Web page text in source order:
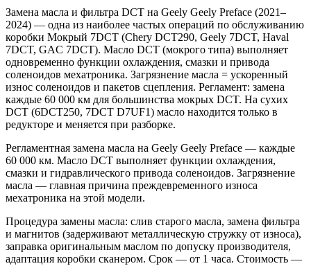
Замена масла и фильтра DCT на Geely Geely Preface (2021–
2024) — одна из наиболее частых операций по обслуживанию
коробки Мокрый 7DCT (Chery DCT290, Geely 7DCT, Haval
7DCT, GAC 7DCT). Масло DCT (мокрого типа) выполняет
одновременно функции охлаждения, смазки и привода
соленоидов мехатроника. Загрязнение масла = ускоренный
износ соленоидов и пакетов сцепления. Регламент: замена
каждые 60 000 км для большинства мокрых DCT. На сухих
DCT (6DCT250, 7DCT D7UF1) масло находится только в
редукторе и меняется при разборке.
Регламентная замена масла на Geely Geely Preface — каждые
60 000 км. Масло DCT выполняет функции охлаждения,
смазки и гидравлического привода соленоидов. Загрязнение
масла — главная причина преждевременного износа
мехатроника на этой модели.
Процедура замены масла: слив старого масла, замена фильтра
и магнитов (задерживают металлическую стружку от износа),
заправка оригинальным маслом по допуску производителя,
адаптация коробки сканером. Срок — от 1 часа. Стоимость —